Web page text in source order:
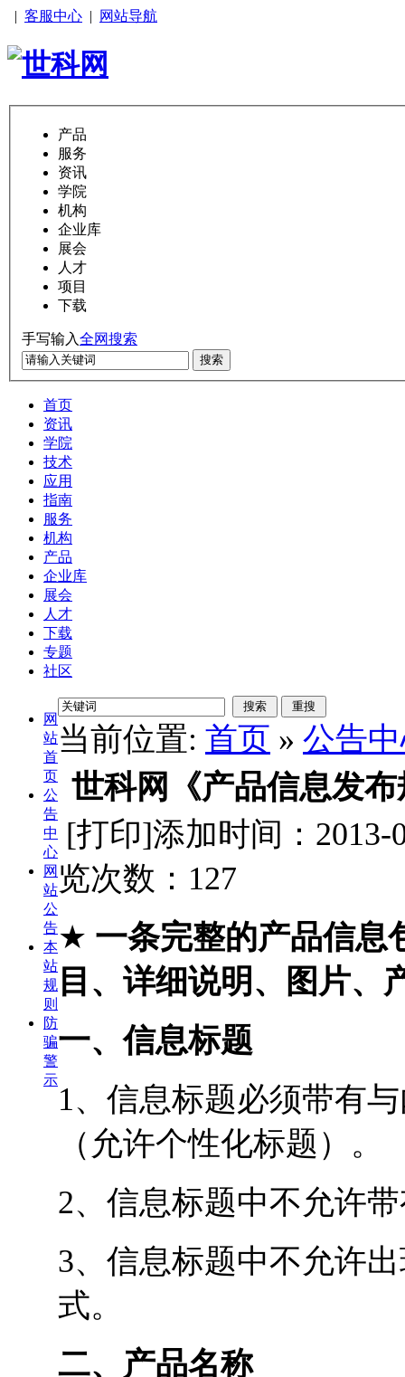
| 客服中心 | 网站导航
产品
服务
资讯
学院
机构
企业库
展会
人才
项目
下载
手写输入全网搜索
搜索
首页
资讯
学院
技术
应用
指南
服务
机构
产品
企业库
展会
人才
下载
专题
社区
网
站
首
页
公
告
中
心
网
站
公
告
本
站
规
则
防
骗
警
示
当前位置: 首页 » 公告
世科网《产品信息发
[打印]添加时间：
览次数： 127
★ 一条完整的产品信息
目、详细说明、图片、
一、信息标题
1、信息标题必须带有
（允许个性化标题）。
2、信息标题中不允许
3、信息标题中不允许
式。
二、产品名称